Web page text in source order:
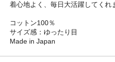
着心地よく、毎日大活躍してくれ
コットン100％
サイズ感：ゆったり目
Made in Japan